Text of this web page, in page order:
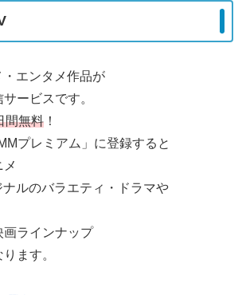
エンタメ作品が
ービスです。
間無料 ！
プレミアム」に登録すると
メ
ナルのバラエティ・ドラマや
画ラインナップ
ます。